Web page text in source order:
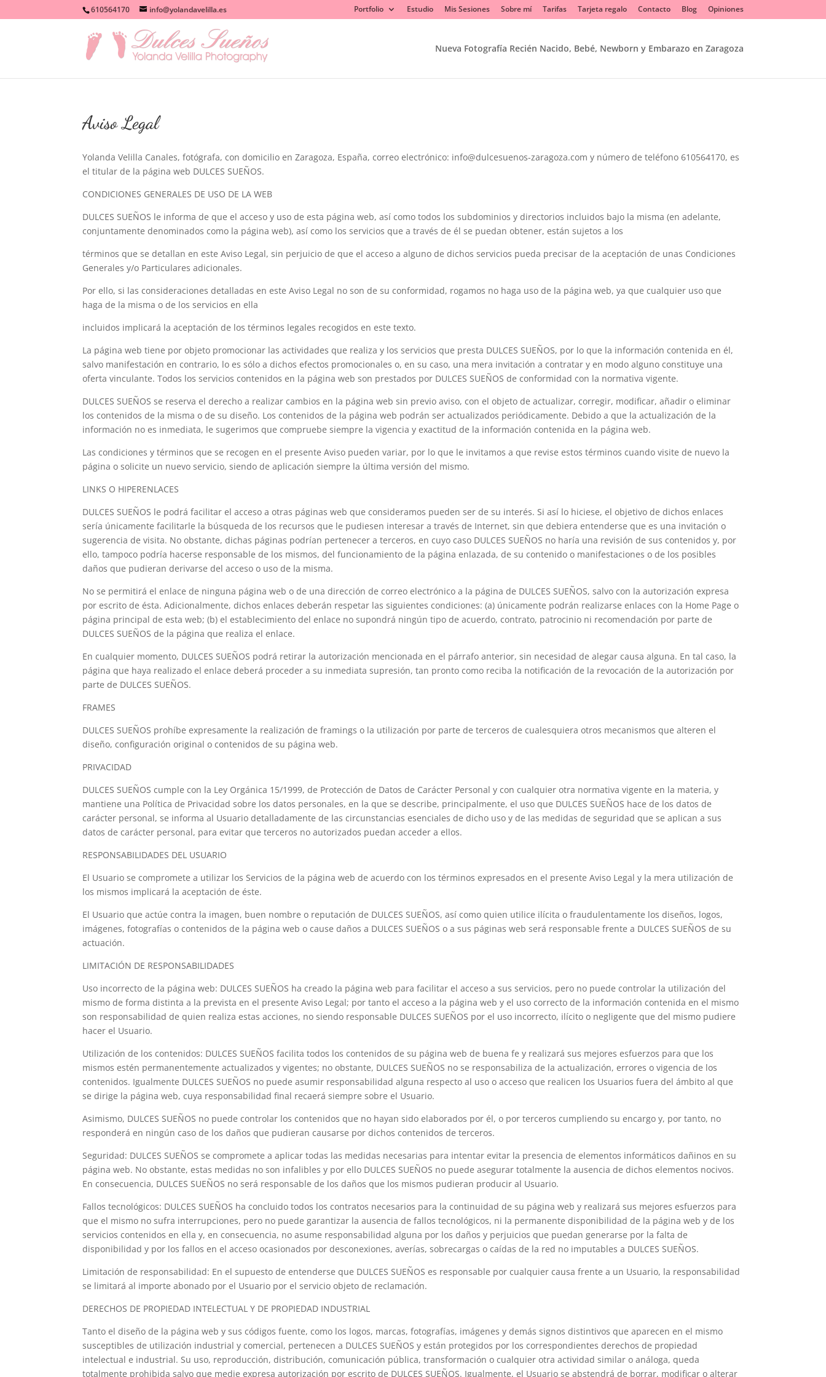
610564170 info@yolandavelilla.es Portfolio Estudio Mis Sesiones Sobre mí Tarifas Tarjeta regalo Contacto Blog Opiniones
Nueva Fotografía Recién Nacido, Bebé, Newborn y Embarazo en Zaragoza
Aviso Legal
Yolanda Velilla Canales, fotógrafa, con domicilio en Zaragoza, España, correo electrónico: info@dulcesuenos-zaragoza.com y número de teléfono 610564170, es
el titular de la página web DULCES SUEÑOS.
CONDICIONES GENERALES DE USO DE LA WEB
DULCES SUEÑOS le informa de que el acceso y uso de esta página web, así como todos los subdominios y directorios incluidos bajo la misma (en adelante,
conjuntamente denominados como la página web), así como los servicios que a través de él se puedan obtener, están sujetos a los
términos que se detallan en este Aviso Legal, sin perjuicio de que el acceso a alguno de dichos servicios pueda precisar de la aceptación de unas Condiciones
Generales y/o Particulares adicionales.
Por ello, si las consideraciones detalladas en este Aviso Legal no son de su conformidad, rogamos no haga uso de la página web, ya que cualquier uso que
haga de la misma o de los servicios en ella
incluidos implicará la aceptación de los términos legales recogidos en este texto.
La página web tiene por objeto promocionar las actividades que realiza y los servicios que presta DULCES SUEÑOS, por lo que la información contenida en él,
salvo manifestación en contrario, lo es sólo a dichos efectos promocionales o, en su caso, una mera invitación a contratar y en modo alguno constituye una
oferta vinculante. Todos los servicios contenidos en la página web son prestados por DULCES SUEÑOS de conformidad con la normativa vigente.
DULCES SUEÑOS se reserva el derecho a realizar cambios en la página web sin previo aviso, con el objeto de actualizar, corregir, modificar, añadir o eliminar
los contenidos de la misma o de su diseño. Los contenidos de la página web podrán ser actualizados periódicamente. Debido a que la actualización de la
información no es inmediata, le sugerimos que compruebe siempre la vigencia y exactitud de la información contenida en la página web.
Las condiciones y términos que se recogen en el presente Aviso pueden variar, por lo que le invitamos a que revise estos términos cuando visite de nuevo la
página o solicite un nuevo servicio, siendo de aplicación siempre la última versión del mismo.
LINKS O HIPERENLACES
DULCES SUEÑOS le podrá facilitar el acceso a otras páginas web que consideramos pueden ser de su interés. Si así lo hiciese, el objetivo de dichos enlaces
sería únicamente facilitarle la búsqueda de los recursos que le pudiesen interesar a través de Internet, sin que debiera entenderse que es una invitación o
sugerencia de visita. No obstante, dichas páginas podrían pertenecer a terceros, en cuyo caso DULCES SUEÑOS no haría una revisión de sus contenidos y, por
ello, tampoco podría hacerse responsable de los mismos, del funcionamiento de la página enlazada, de su contenido o manifestaciones o de los posibles
daños que pudieran derivarse del acceso o uso de la misma.
No se permitirá el enlace de ninguna página web o de una dirección de correo electrónico a la página de DULCES SUEÑOS, salvo con la autorización expresa
por escrito de ésta. Adicionalmente, dichos enlaces deberán respetar las siguientes condiciones: (a) únicamente podrán realizarse enlaces con la Home Page o
página principal de esta web; (b) el establecimiento del enlace no supondrá ningún tipo de acuerdo, contrato, patrocinio ni recomendación por parte de
DULCES SUEÑOS de la página que realiza el enlace.
En cualquier momento, DULCES SUEÑOS podrá retirar la autorización mencionada en el párrafo anterior, sin necesidad de alegar causa alguna. En tal caso, la
página que haya realizado el enlace deberá proceder a su inmediata supresión, tan pronto como reciba la notificación de la revocación de la autorización por
parte de DULCES SUEÑOS.
FRAMES
DULCES SUEÑOS prohíbe expresamente la realización de framings o la utilización por parte de terceros de cualesquiera otros mecanismos que alteren el
diseño, configuración original o contenidos de su página web.
PRIVACIDAD
DULCES SUEÑOS cumple con la Ley Orgánica 15/1999, de Protección de Datos de Carácter Personal y con cualquier otra normativa vigente en la materia, y
mantiene una Política de Privacidad sobre los datos personales, en la que se describe, principalmente, el uso que DULCES SUEÑOS hace de los datos de
carácter personal, se informa al Usuario detalladamente de las circunstancias esenciales de dicho uso y de las medidas de seguridad que se aplican a sus
datos de carácter personal, para evitar que terceros no autorizados puedan acceder a ellos.
RESPONSABILIDADES DEL USUARIO
El Usuario se compromete a utilizar los Servicios de la página web de acuerdo con los términos expresados en el presente Aviso Legal y la mera utilización de
los mismos implicará la aceptación de éste.
El Usuario que actúe contra la imagen, buen nombre o reputación de DULCES SUEÑOS, así como quien utilice ilícita o fraudulentamente los diseños, logos,
imágenes, fotografías o contenidos de la página web o cause daños a DULCES SUEÑOS o a sus páginas web será responsable frente a DULCES SUEÑOS de su
actuación.
LIMITACIÓN DE RESPONSABILIDADES
Uso incorrecto de la página web: DULCES SUEÑOS ha creado la página web para facilitar el acceso a sus servicios, pero no puede controlar la utilización del
mismo de forma distinta a la prevista en el presente Aviso Legal; por tanto el acceso a la página web y el uso correcto de la información contenida en el mismo
son responsabilidad de quien realiza estas acciones, no siendo responsable DULCES SUEÑOS por el uso incorrecto, ilícito o negligente que del mismo pudiere
hacer el Usuario.
Utilización de los contenidos: DULCES SUEÑOS facilita todos los contenidos de su página web de buena fe y realizará sus mejores esfuerzos para que los
mismos estén permanentemente actualizados y vigentes; no obstante, DULCES SUEÑOS no se responsabiliza de la actualización, errores o vigencia de los
contenidos. Igualmente DULCES SUEÑOS no puede asumir responsabilidad alguna respecto al uso o acceso que realicen los Usuarios fuera del ámbito al que
se dirige la página web, cuya responsabilidad final recaerá siempre sobre el Usuario.
Asimismo, DULCES SUEÑOS no puede controlar los contenidos que no hayan sido elaborados por él, o por terceros cumpliendo su encargo y, por tanto, no
responderá en ningún caso de los daños que pudieran causarse por dichos contenidos de terceros.
Seguridad: DULCES SUEÑOS se compromete a aplicar todas las medidas necesarias para intentar evitar la presencia de elementos informáticos dañinos en su
página web. No obstante, estas medidas no son infalibles y por ello DULCES SUEÑOS no puede asegurar totalmente la ausencia de dichos elementos nocivos.
En consecuencia, DULCES SUEÑOS no será responsable de los daños que los mismos pudieran producir al Usuario.
Fallos tecnológicos: DULCES SUEÑOS ha concluido todos los contratos necesarios para la continuidad de su página web y realizará sus mejores esfuerzos para
que el mismo no sufra interrupciones, pero no puede garantizar la ausencia de fallos tecnológicos, ni la permanente disponibilidad de la página web y de los
servicios contenidos en ella y, en consecuencia, no asume responsabilidad alguna por los daños y perjuicios que puedan generarse por la falta de
disponibilidad y por los fallos en el acceso ocasionados por desconexiones, averías, sobrecargas o caídas de la red no imputables a DULCES SUEÑOS.
Limitación de responsabilidad: En el supuesto de entenderse que DULCES SUEÑOS es responsable por cualquier causa frente a un Usuario, la responsabilidad
se limitará al importe abonado por el Usuario por el servicio objeto de reclamación.
DERECHOS DE PROPIEDAD INTELECTUAL Y DE PROPIEDAD INDUSTRIAL
Tanto el diseño de la página web y sus códigos fuente, como los logos, marcas, fotografías, imágenes y demás signos distintivos que aparecen en el mismo
susceptibles de utilización industrial y comercial, pertenecen a DULCES SUEÑOS y están protegidos por los correspondientes derechos de propiedad
intelectual e industrial. Su uso, reproducción, distribución, comunicación pública, transformación o cualquier otra actividad similar o análoga, queda
totalmente prohibida salvo que medie expresa autorización por escrito de DULCES SUEÑOS. Igualmente, el Usuario se abstendrá de borrar, modificar o alterar